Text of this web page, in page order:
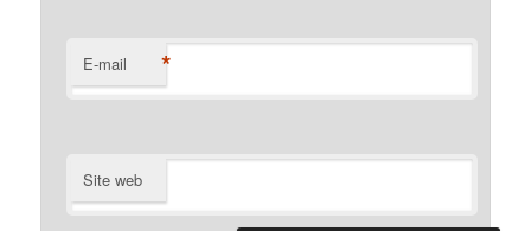
E-mail *
Site web